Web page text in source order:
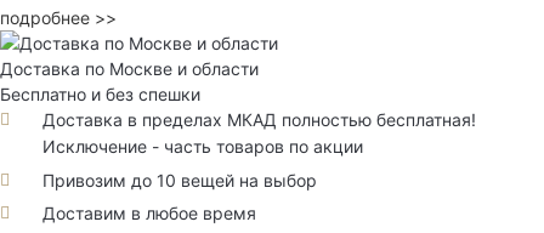
подробнее >>
Доставка по Москве и области
Бесплатно и без спешки
Доставка в пределах МКАД полностью бесплатная!
Исключение - часть товаров по акции
Привозим до 10 вещей на выбор
Доставим в любое время